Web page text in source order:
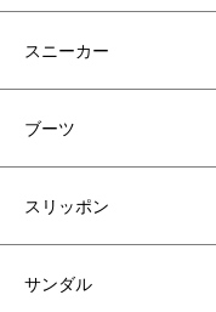
スニーカー
ブーツ
スリッポン
サンダル